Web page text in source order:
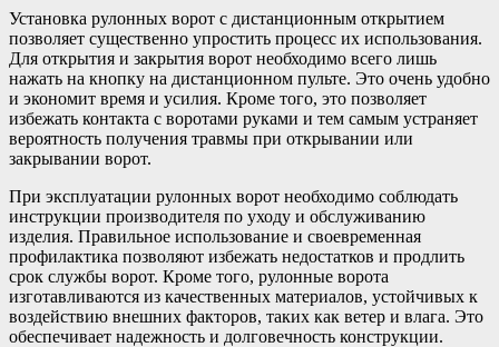
Установка рулонных ворот с дистанционным открытием
позволяет существенно упростить процесс их использования.
Для открытия и закрытия ворот необходимо всего лишь
нажать на кнопку на дистанционном пульте. Это очень удобно
и экономит время и усилия. Кроме того, это позволяет
избежать контакта с воротами руками и тем самым устраняет
вероятность получения травмы при открывании или
закрывании ворот.
При эксплуатации рулонных ворот необходимо соблюдать
инструкции производителя по уходу и обслуживанию
изделия. Правильное использование и своевременная
профилактика позволяют избежать недостатков и продлить
срок службы ворот. Кроме того, рулонные ворота
изготавливаются из качественных материалов, устойчивых к
воздействию внешних факторов, таких как ветер и влага. Это
обеспечивает надежность и долговечность конструкции.